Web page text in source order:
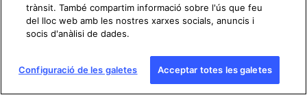
trànsit. També compartim informació sobre l'ús que feu
del lloc web amb les nostres xarxes socials, anuncis i
socis d'anàlisi de dades.
Configuració de les galetes Acceptar totes les galetes